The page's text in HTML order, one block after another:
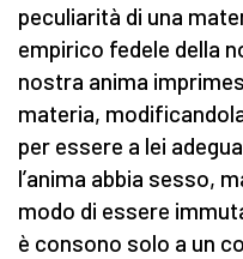
peculiarità di una
empirico fedele della
nostra anima
materia,
per essere a lei
l’anima abbia sesso,
modo di essere
è consono solo a un